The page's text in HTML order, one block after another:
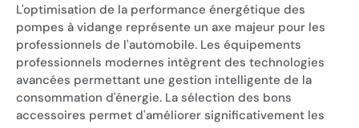
L'optimisation de la performance énergétique des
pompes à vidange représente un axe majeur pour les
professionnels de l'automobile. Les équipements
professionnels modernes intègrent des technologies
avancées permettant une gestion intelligente de la
consommation d'énergie. La sélection des bons
accessoires permet d'améliorer significativement les